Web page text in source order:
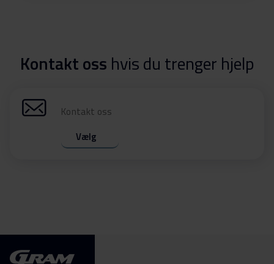
Kontakt oss hvis du trenger hjelp
Kontakt oss
Vælg